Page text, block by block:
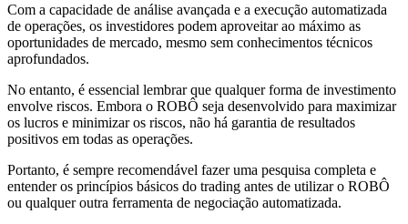
Com a capacidade de análise avançada e a execução automatizada
de operações, os investidores podem aproveitar ao máximo as
oportunidades de mercado, mesmo sem conhecimentos técnicos
aprofundados.
No entanto, é essencial lembrar que qualquer forma de investimento
envolve riscos. Embora o ROBÔ seja desenvolvido para maximizar
os lucros e minimizar os riscos, não há garantia de resultados
positivos em todas as operações.
Portanto, é sempre recomendável fazer uma pesquisa completa e
entender os princípios básicos do trading antes de utilizar o ROBÔ
ou qualquer outra ferramenta de negociação automatizada.